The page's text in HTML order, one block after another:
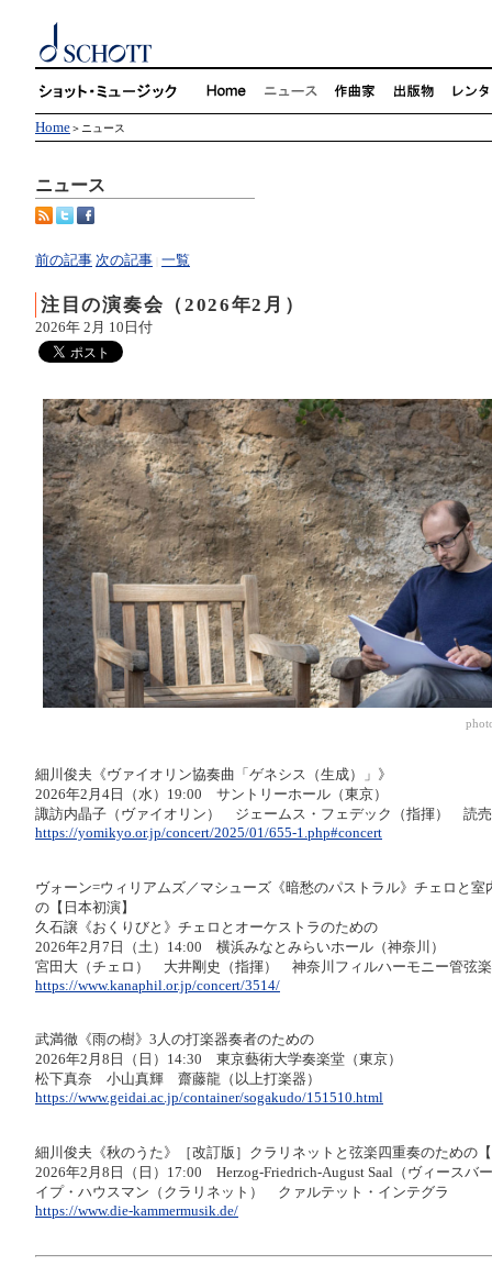
Home＞ニュース
ニュース
前の記事 次の記事 一覧
注目の演奏会（2026年2月）
2026年 2月 10日付
細川俊夫《ヴァイオリン協奏曲「ゲネシス（生成）」》
2026年2月4日（水）19:00 サントリーホール（東京）
諏訪内晶子（ヴァイオリン） ジェームス・フェデック（指揮） 読
https://yomikyo.or.jp/concert/2025/01/655-1.php#concert
ヴォーン=ウィリアムズ／マシューズ《暗愁のパストラル》チェロと室
の【日本初演】
久石譲《おくりびと》チェロとオーケストラのための
2026年2月7日（土）14:00 横浜みなとみらいホール（神奈川）
宮田大（チェロ） 大井剛史（指揮） 神奈川フィルハーモニー管弦
https://www.kanaphil.or.jp/concert/3514/
武満徹《雨の樹》3人の打楽器奏者のための
2026年2月8日（日）14:30 東京藝術大学奏楽堂（東京）
松下真奈 小山真輝 齋藤龍（以上打楽器）
https://www.geidai.ac.jp/container/sogakudo/151510.html
細川俊夫《秋のうた》［改訂版］クラリネットと弦楽四重奏のための
2026年2月8日（日）17:00 Herzog-Friedrich-August Saal（ヴィースバ
イプ・ハウスマン（クラリネット） クァルテット・インテグラ
https://www.die-kammermusik.de/